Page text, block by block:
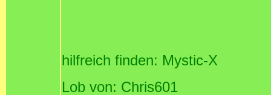
hilfreich finden: Mystic-X
Lob von: Chris601